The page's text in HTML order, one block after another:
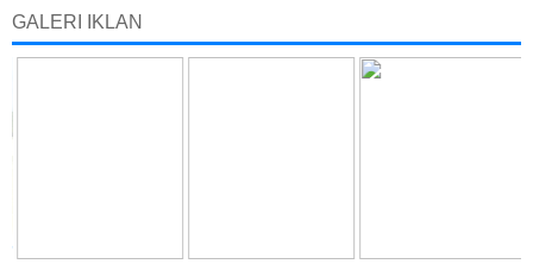
GALERI IKLAN